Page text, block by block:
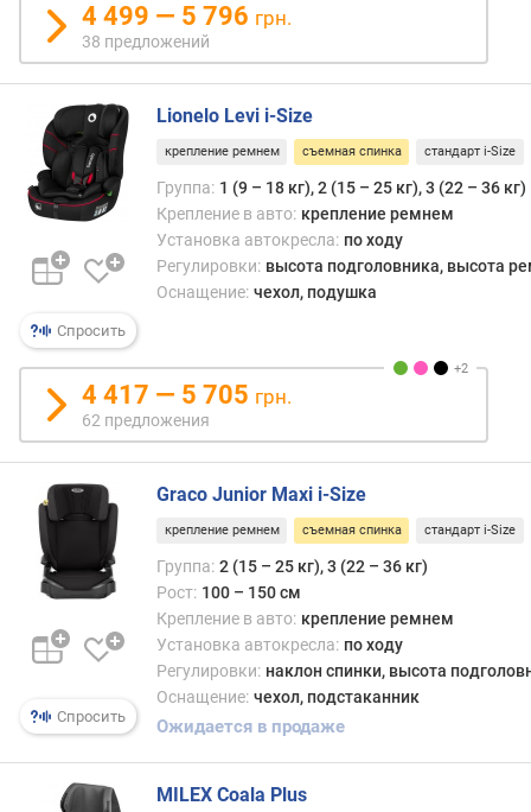
4 499 — 5 796 грн.
38 предложений
Спросить
Lionelo Levi i-Size
крепление ремнем съемная спинка стандарт i-Size
Группа: 1 (9 – 18 кг), 2 (15 – 25 кг), 3 (22 – 36 кг)
Крепление в авто: крепление ремнем
Установка автокресла: по ходу
Регулировки: высота подголовника, высота
Оснащение: чехол, подушка
4 417 — 5 705 грн.
62 предложения
Спросить
Graco Junior Maxi i-Size
крепление ремнем съемная спинка стандарт i-Size
Группа: 2 (15 – 25 кг), 3 (22 – 36 кг)
Рост: 100 – 150 см
Крепление в авто: крепление ремнем
Установка автокресла: по ходу
Регулировки: наклон спинки, высота
Оснащение: чехол, подстаканник
Ожидается в продаже
MILEX Coala Plus